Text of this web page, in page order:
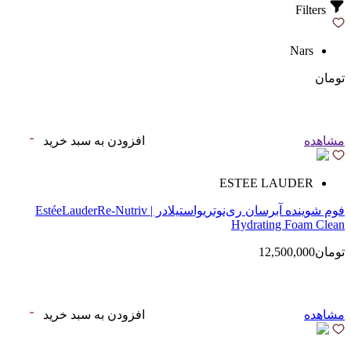
Nars
تومان
مشاهده افزودن به سبد خرید
ESTEE LAUDER
فوم شوینده آبرسان ری‌نوتریواستیلادر | EstéeLauderRe-Nutriv
Hydrating Foam Clean
تومان12,500,000
مشاهده افزودن به سبد خرید